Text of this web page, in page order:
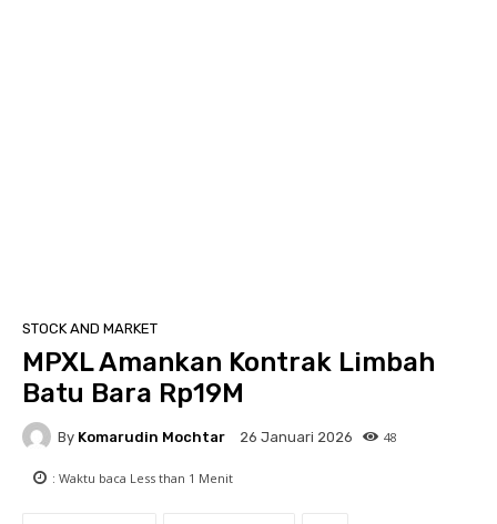
STOCK AND MARKET
MPXL Amankan Kontrak Limbah
Batu Bara Rp19M
By Komarudin Mochtar 26 Januari 2026 48
: Waktu baca Less than 1 Menit